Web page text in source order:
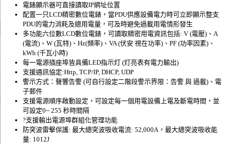
電錶顯示器可直接讀取IP網址位置
配置一只LCD精密數位電錶，當PDU供應設備電力時可立即顯示整支
PDU的電力消耗及總用電量，可及時避免過載用電情形發生
多功能六位數LCD數位電錶，可讀取精密用電資訊包括: V (電壓)、A
(電流)、W (瓦特)、Hz(頻率)、VA (伏安 視在功率)、PF (功率因素)、
kWh (千瓦小時)
每一電源插座埠皆具備LED指示灯 (灯亮表有電力輸出)
支援通訊協定:Http, TCP/IP, DHCP, UDP
警示方式：聲響告警 (可自行設定二階段警示界限：告警 與 過載)、電
子郵件
支援電源順序啟動設定，可設定每一個用電設備上電及斷電時間，並
可設定0~ 255 秒時間隔
?支援輸出電源埠群組化管理功能
防突波雷擊保護: 最大總突波吸收電流: 52,000A，最大總突波吸收能
量: 1012J